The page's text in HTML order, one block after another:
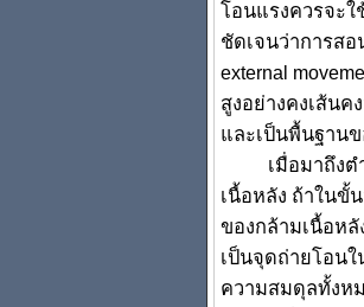
โอนแรงควรจะใ
ชัดเจนว่าการสอ
external
สูงอย่างคงเส้น
และเป็นพื้นฐาน
เมื่อมาถึงตำแ
เนื้อหลัง ถ้าในขั้
ของกล้ามเนื้อหลั
เป็นจุดถ่ายโอน
ความสมดุลทั้งห